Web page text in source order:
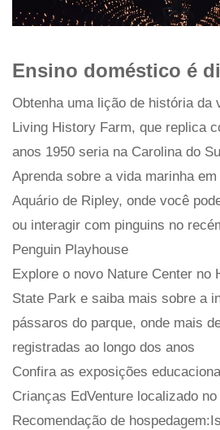
Ensino doméstico é
Obtenha uma lição de história da
Living History Farm, que replica
anos 1950 seria na Carolina do
Aprenda sobre a vida marinha
Aquário de Ripley, onde você
ou interagir com pinguins no
Penguin Playhouse
Explore o novo Nature Center no
State Park e saiba mais sobre a
pássaros do parque, onde mais
registradas ao longo dos anos
Confira as exposições
Crianças EdVenture localizado
Recomendação de